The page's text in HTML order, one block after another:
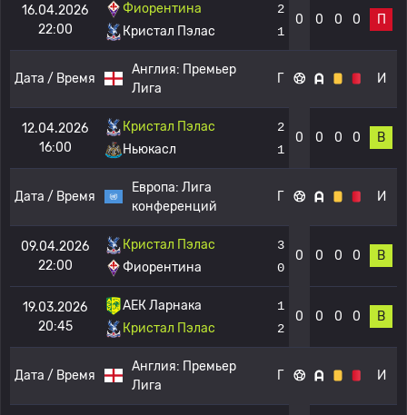
16.04.2026
22:00
Фиорентина
Кристал Пэлас
2
1
0 0 0 0 П
Дата / Время
Англия: Премьер
Лига
Г И
12.04.2026
16:00
Кристал Пэлас
Ньюкасл
2
1
0 0 0 0 В
Дата / Время
Европа: Лига
конференций
Г И
09.04.2026
22:00
Кристал Пэлас
Фиорентина
3
0
0 0 0 0 В
19.03.2026
20:45
АЕК Ларнака
Кристал Пэлас
1
2
0 0 0 0 В
Дата / Время
Англия: Премьер
Лига
Г И